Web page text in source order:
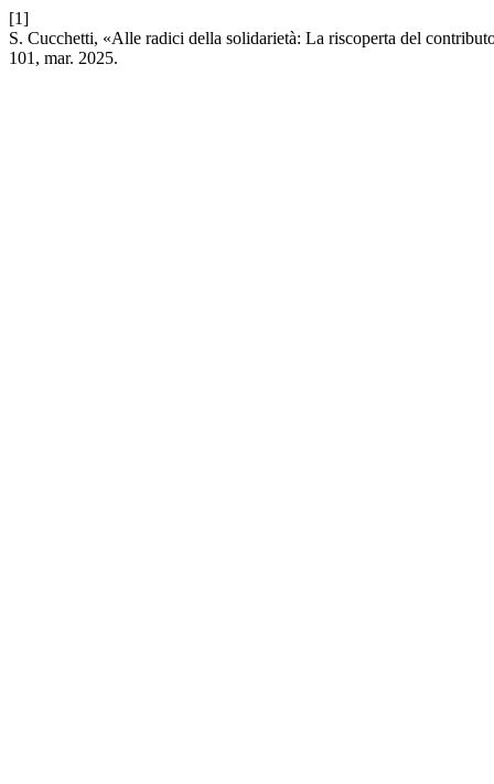
[1]
S. Cucchetti, «Alle radici della solidarietà: La riscoperta del
101, mar. 2025.